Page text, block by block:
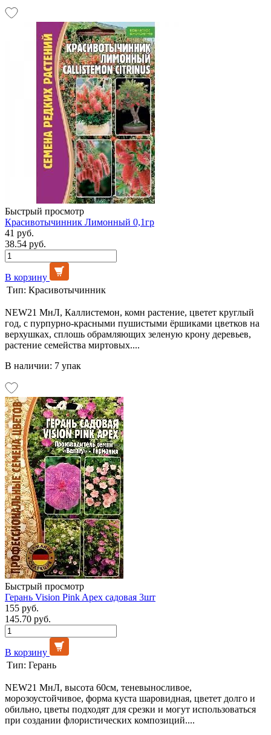
Быстрый просмотр
Красивотычинник Лимонный 0,1гр
41 руб.
38.54 руб.
В корзину
Тип: Красивотычинник
NEW21 МнЛ, Каллистемон, комн растение, цветет круглый
год, с пурпурно-красными пушистыми ёршиками цветков на
верхушках, сплошь обрамляющих зеленую крону деревьев,
растение семейства миртовых....
В наличии: 7 упак
Быстрый просмотр
Герань Vision Pink Apex садовая 3шт
155 руб.
145.70 руб.
В корзину
Тип: Герань
NEW21 МнЛ, высота 60см, теневыносливое,
морозоустойчивое, форма куста шаровидная, цветет долго и
обильно, цветы подходят для срезки и могут использоваться
при создании флористических композиций....